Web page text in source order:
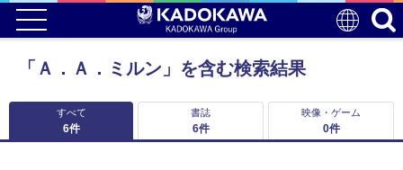
「Ａ．Ａ．ミルン」を含む検索結果
すべて
6件
書誌
6件
映像・ゲーム
0件